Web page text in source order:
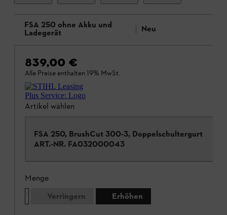
FSA 250 ohne Akku und
Ladegerät Neu
839,00 €
Alle Preise enthalten 19% MwSt.
Artikel wählen
FSA 250, BrushCut 300-3, Doppelschultergurt
ART.-NR. FA032000043
Menge
Verringern
Erhöhen